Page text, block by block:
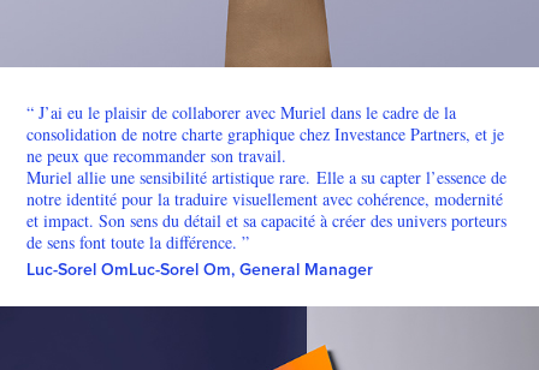
“ J’ai eu le plaisir de collaborer avec Muriel dans le cadre de la
consolidation de notre charte graphique chez Investance Partners, et je
ne peux que recommander son travail.
Muriel allie une sensibilité artistique rare. Elle a su capter l’essence de
notre identité pour la traduire visuellement avec cohérence, modernité
et impact. Son sens du détail et sa capacité à créer des univers porteurs
de sens font toute la différence. ”
Luc-Sorel OmLuc-Sorel Om, General Manager